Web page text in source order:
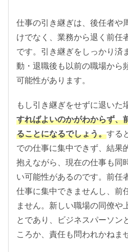
仕事の引き継ぎは、後任者や
けでなく、業務から退く前任
です。引き継ぎをしっかり済
動・退職後も以前の職場から
可能性があります。
もし引き継ぎをせずに退いた
すればよいのかがわからず、
ることになるでしょう。する
での仕事に集中できず、結果
抱えながら、現在の仕事も同
い可能性があるのです。前任
仕事に集中できませんし、前
ません。新しい職場の同僚や
とであり、ビジネスパーソン
ころか、責任も問われかねま